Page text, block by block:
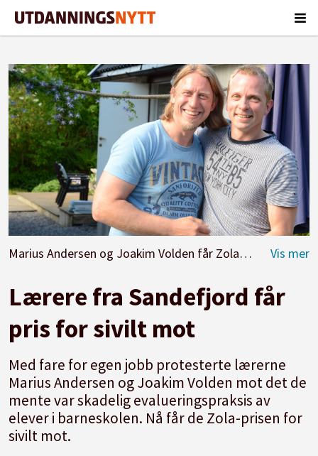
Marius Andersen og Joakim Volden får Zola-prisen. Foto: Kari Oliv Vedvik.
Lærere fra Sandefjord får
pris for sivilt mot
Med fare for egen jobb protesterte lærerne
Marius Andersen og Joakim Volden mot det de
mente var skadelig evalueringspraksis av
elever i barneskolen. Nå får de Zola-prisen for
sivilt mot.